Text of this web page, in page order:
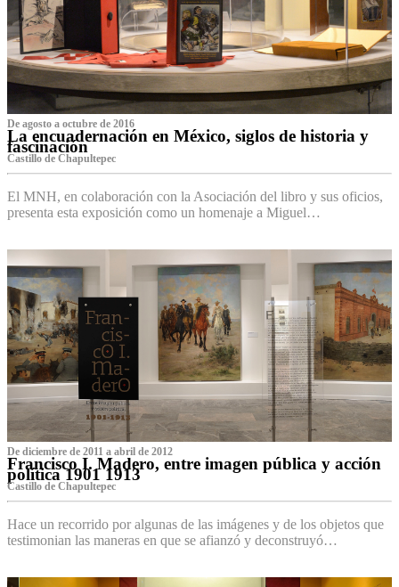
De agosto a octubre de 2016
La encuadernación en México, siglos de historia y
fascinación
Castillo de Chapultepec
El MNH, en colaboración con la Asociación del libro y sus oficios,
presenta esta exposición como un homenaje a Miguel…
De diciembre de 2011 a abril de 2012
Francisco I. Madero, entre imagen pública y acción
política 1901 1913
Castillo de Chapultepec
Hace un recorrido por algunas de las imágenes y de los objetos que
testimonian las maneras en que se afianzó y deconstruyó…